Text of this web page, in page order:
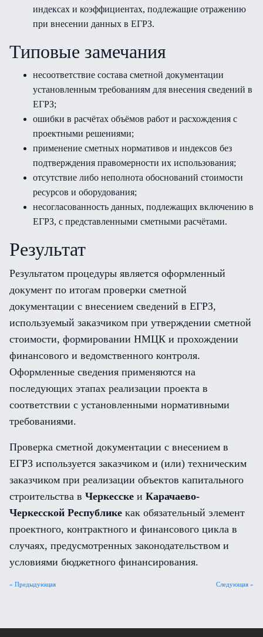
индексах и коэффициентах, подлежащие отражению
при внесении данных в ЕГРЗ.
Типовые замечания
несоответствие состава сметной документации
установленным требованиям для внесения сведений в
ЕГРЗ;
ошибки в расчётах объёмов работ и расхождения с
проектными решениями;
применение сметных нормативов и индексов без
подтверждения правомерности их использования;
отсутствие либо неполнота обоснований стоимости
ресурсов и оборудования;
несогласованность данных, подлежащих включению в
ЕГРЗ, с представленными сметными расчётами.
Результат
Результатом процедуры является оформленный
документ по итогам проверки сметной
документации с внесением сведений в ЕГРЗ,
используемый заказчиком при утверждении сметной
стоимости, формировании НМЦК и прохождении
финансового и ведомственного контроля.
Оформленные сведения применяются на
последующих этапах реализации проекта в
соответствии с установленными нормативными
требованиями.
Проверка сметной документации с внесением в
ЕГРЗ используется заказчиком и (или) техническим
заказчиком при реализации объектов капитального
строительства в Черкесске и Карачаево-
Черкесской Республике как обязательный элемент
проектного, контрактного и финансового цикла в
случаях, предусмотренных законодательством и
условиями бюджетного финансирования.
Следующая »
« Предыдующая